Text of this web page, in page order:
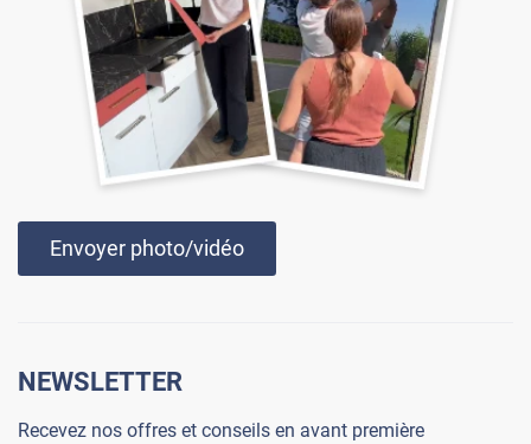
Envoyer photo/vidéo
NEWSLETTER
Recevez nos offres et conseils en avant première